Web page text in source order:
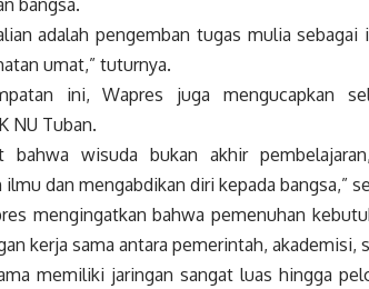
adalah pengemban tugas mulia
umat,” tuturnya.
ini,Wapres juga mengucapkan
NU Tuban.
bahwa wisuda bukan akhir
dan mengabdikan diri kepada bangsa,”
mengingatkan bahwa pemenuhan
kerja sama antara pemerintah, akademisi,
memiliki jaringan sangat luas hingga